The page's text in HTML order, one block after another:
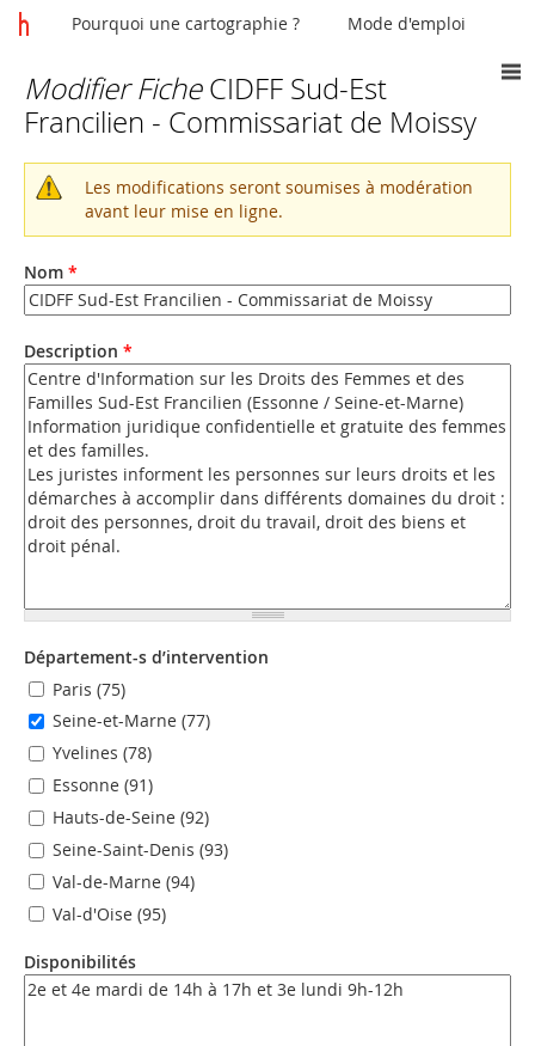
Vous
êtes
ici
Modifier FicheCIDFF Sud-Est
Francilien - Commissariat de Moissy
Message
d'avertissement
Les modifications seront soumises à modération
avant leur mise en ligne.
Nom *
Description *
Département-s d’intervention
Paris (75)
Seine-et-Marne (77)
Yvelines (78)
Essonne (91)
Hauts-de-Seine (92)
Seine-Saint-Denis (93)
Val-de-Marne (94)
Val-d'Oise (95)
Disponibilités
Pourquoi une cartographie ? Mode d'emploi